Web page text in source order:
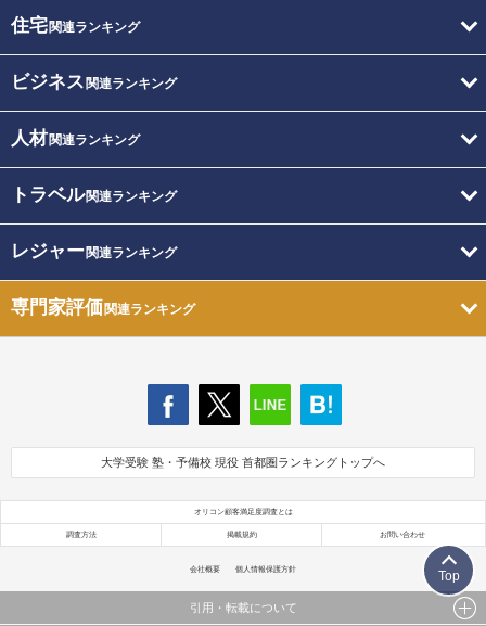
住宅関連ランキング
ビジネス 関連ランキング
人材関連ランキング
トラベル関連ランキング
レジャー関連ランキング
専門家評価関連ランキング
大学受験 塾・予備校 現役 首都圏ランキングトップへ
オリコン顧客満足度調査とは
調査方法 掲載規約 お問い合わせ
会社概要 個人情報保護方針
引用・転載について
Top